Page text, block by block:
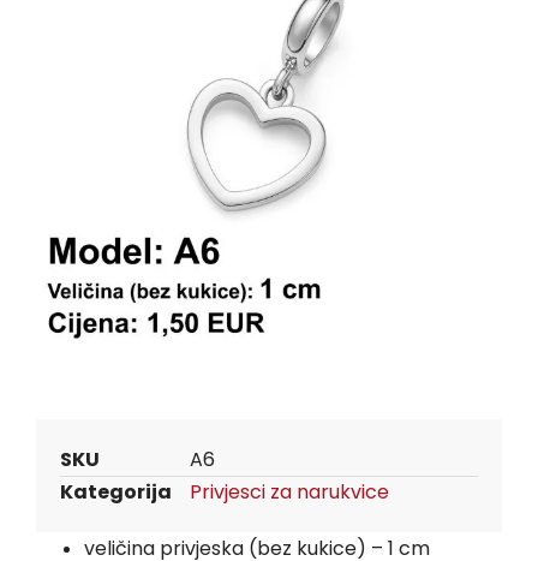
SKU A6
Kategorija Privjesci za narukvice
veličina privjeska (bez kukice) – 1 cm